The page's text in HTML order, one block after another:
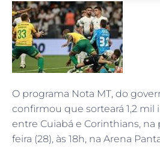
O programa Nota MT, do
confirmou que sorteará 1,2 mil
entre Cuiabá e Corinthians,
feira (28), às 18h, na Arena